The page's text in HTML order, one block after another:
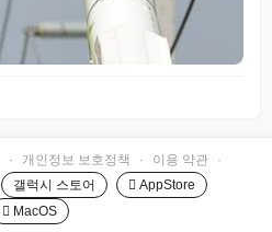
· 개인정보 보호정책 · 이용 약관
·
갤럭시 스토어
 AppStore
 MacOS